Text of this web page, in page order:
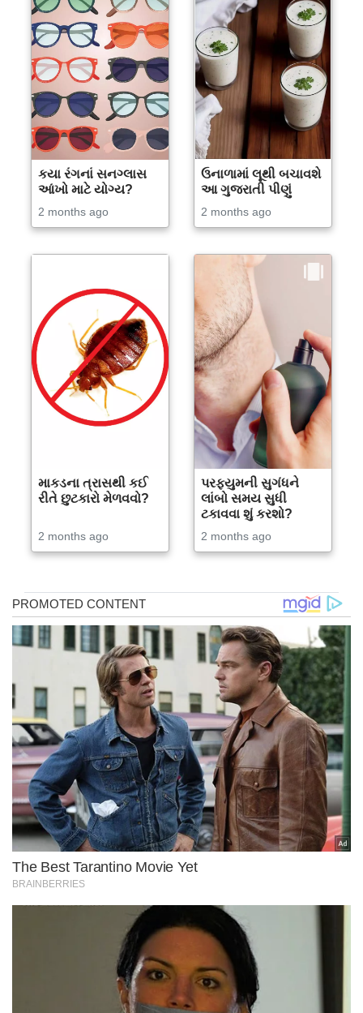
કયા રંગનાં સનગ્લાસ
આંખો માટે યોગ્ય?
2 months ago
ઉનાળામાં લૂથી બચાવશે
આ ગુજરાતી પીણું
2 months ago
માકડના ત્રાસથી કઈ
રીતે છુટકારો મેળવવો?
2 months ago
પરફ્યુમની સુગંધને
લાંબો સમય સુધી
ટકાવવા શું કરશો?
2 months ago